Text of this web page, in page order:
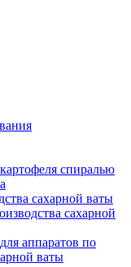
спиралью
сахарной ваты
сахарной
аппаратов по
ваты